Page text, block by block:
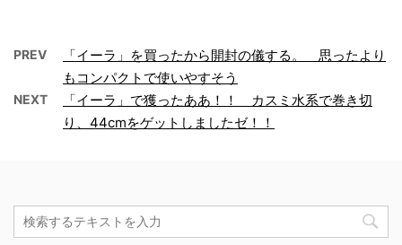
PREV
「イーラ」を買ったから開封の儀する。 思ったより
もコンパクトで使いやすそう
NEXT
「イーラ」で獲ったああ！！ カスミ水系で巻き切
り、44cmをゲットしましたゼ！！